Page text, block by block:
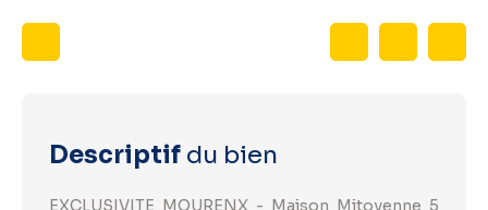
Descriptif du bien
EXCLUSIVITE MOURENX - Maison Mitoyenne 5